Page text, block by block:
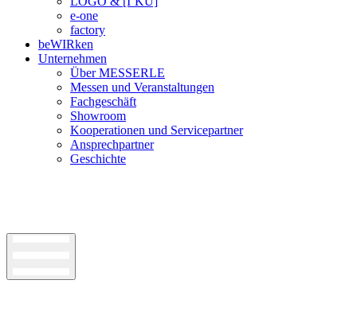
e-one
factory
beWIRken
Unternehmen
Über MESSERLE
Messen und Veranstaltungen
Fachgeschäft
Showroom
Kooperationen und Servicepartner
Ansprechpartner
Geschichte